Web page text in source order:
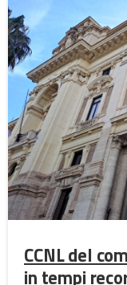
CCNL del
in tempi